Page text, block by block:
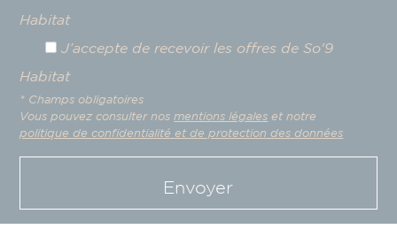
Habitat
J’accepte de recevoir les offres de So'9
Habitat
* Champs obligatoires
Vous pouvez consulter nosmentions légales et notre
politique de confidentialité et de protection des données
Envoyer